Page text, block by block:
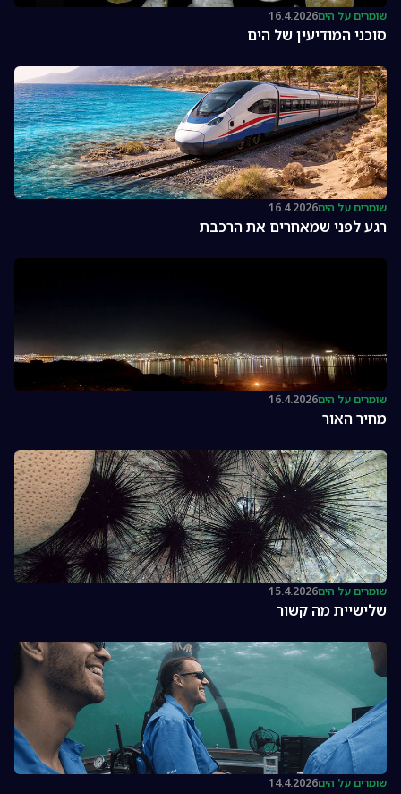
שומרים על הים16.4.2026
סוכני המודיעין של הים
שומרים על הים16.4.2026
רגע לפני שמאחרים את הרכבת
שומרים על הים16.4.2026
מחיר האור
שומרים על הים15.4.2026
שלישיית מה קשור
שומרים על הים14.4.2026